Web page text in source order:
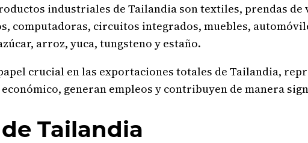
industriales de Tailandia son textiles, prendas
computadoras, circuitos integrados, muebles,
arroz, yuca, tungsteno y estaño.
crucial en las exportaciones totales de Tailandia,
generan empleos y contribuyen de manera
Tailandia